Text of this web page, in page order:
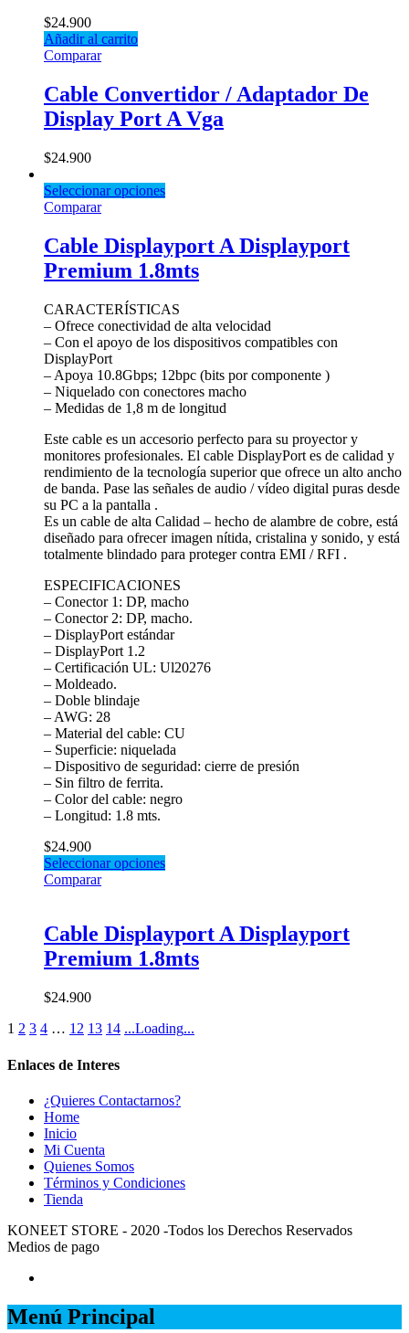
$24.900
Añadir al carrito
Comparar
Cable Convertidor / Adaptador De
Display Port A Vga
$24.900
Seleccionar opciones
Comparar
Cable Displayport A Displayport
Premium 1.8mts
CARACTERÍSTICAS
– Ofrece conectividad de alta velocidad
– Con el apoyo de los dispositivos compatibles con
DisplayPort
– Apoya 10.8Gbps; 12bpc (bits por componente )
– Niquelado con conectores macho
– Medidas de 1,8 m de longitud
Este cable es un accesorio perfecto para su proyector y
monitores profesionales. El cable DisplayPort es de calidad y
rendimiento de la tecnología superior que ofrece un alto ancho
de banda. Pase las señales de audio / vídeo digital puras desde
su PC a la pantalla .
Es un cable de alta Calidad – hecho de alambre de cobre, está
diseñado para ofrecer imagen nítida, cristalina y sonido, y está
totalmente blindado para proteger contra EMI / RFI .
ESPECIFICACIONES
– Conector 1: DP, macho
– Conector 2: DP, macho.
– DisplayPort estándar
– DisplayPort 1.2
– Certificación UL: Ul20276
– Moldeado.
– Doble blindaje
– AWG: 28
– Material del cable: CU
– Superficie: niquelada
– Dispositivo de seguridad: cierre de presión
– Sin filtro de ferrita.
– Color del cable: negro
– Longitud: 1.8 mts.
$24.900
Seleccionar opciones
Comparar
Cable Displayport A Displayport
Premium 1.8mts
$24.900
1 2 3 4 … 12 13 14 ...Loading...
Enlaces de Interes
¿Quieres Contactarnos?
Home
Inicio
Mi Cuenta
Quienes Somos
Términos y Condiciones
Tienda
KONEET STORE - 2020 -Todos los Derechos Reservados
Medios de pago
Menú Principal